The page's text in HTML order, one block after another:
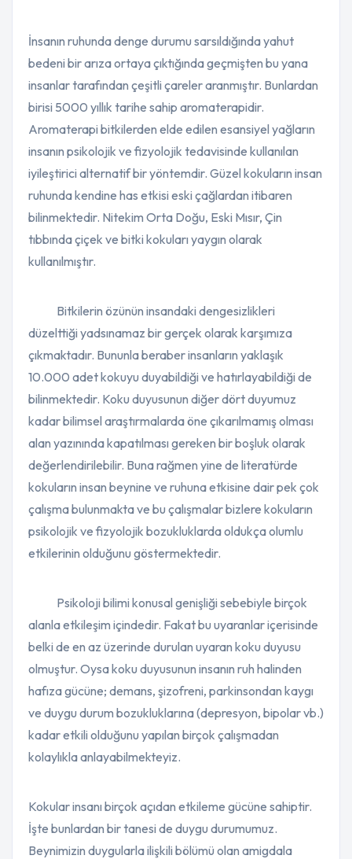
İnsanın ruhunda denge durumu sarsıldığında yahut
bedeni bir arıza ortaya çıktığında geçmişten bu yana
insanlar tarafından çeşitli çareler aranmıştır. Bunlardan
birisi 5000 yıllık tarihe sahip aromaterapidir.
Aromaterapi bitkilerden elde edilen esansiyel yağların
insanın psikolojik ve fizyolojik tedavisinde kullanılan
iyileştirici alternatif bir yöntemdir. Güzel kokuların insan
ruhunda kendine has etkisi eski çağlardan itibaren
bilinmektedir. Nitekim Orta Doğu, Eski Mısır, Çin
tıbbında çiçek ve bitki kokuları yaygın olarak
kullanılmıştır.
Bitkilerin özünün insandaki dengesizlikleri
düzelttiği yadsınamaz bir gerçek olarak karşımıza
çıkmaktadır. Bununla beraber insanların yaklaşık
10.000 adet kokuyu duyabildiği ve hatırlayabildiği de
bilinmektedir. Koku duyusunun diğer dört duyumuz
kadar bilimsel araştırmalarda öne çıkarılmamış olması
alan yazınında kapatılması gereken bir boşluk olarak
değerlendirilebilir. Buna rağmen yine de literatürde
kokuların insan beynine ve ruhuna etkisine dair pek çok
çalışma bulunmakta ve bu çalışmalar bizlere kokuların
psikolojik ve fizyolojik bozukluklarda oldukça olumlu
etkilerinin olduğunu göstermektedir.
Psikoloji bilimi konusal genişliği sebebiyle birçok
alanla etkileşim içindedir. Fakat bu uyaranlar içerisinde
belki de en az üzerinde durulan uyaran koku duyusu
olmuştur. Oysa koku duyusunun insanın ruh halinden
hafıza gücüne; demans, şizofreni, parkinsondan kaygı
ve duygu durum bozukluklarına (depresyon, bipolar vb.)
kadar etkili olduğunu yapılan birçok çalışmadan
kolaylıkla anlayabilmekteyiz.
Kokular insanı birçok açıdan etkileme gücüne sahiptir.
İşte bunlardan bir tanesi de duygu durumumuz.
Beynimizin duygularla ilişkili bölümü olan amigdala